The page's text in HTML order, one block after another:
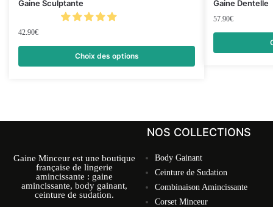
Gaine Sculptante
42.90€
Choix des options
Gaine Dentelle
57.90€
Gaine Minceur est une boutique
française de lingerie
amincissante : gaine
amincissante, body gainant,
ceinture de sudation.
NOS COLLECTIONS
Body Gainant
Ceinture de Sudation
Combinaison Amincissante
Corset Minceur